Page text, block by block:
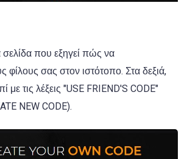
σελίδα που εξηγεί πώς να
φίλους σας στον ιστότοπο. Στα δεξιά,
με τις λέξεις "USE FRIEND'S CODE"
NEW CODE).